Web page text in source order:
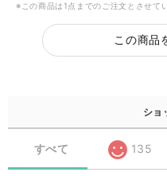
※この商品は1点までのご注文とさせて
この商品
ショ
すべて 135